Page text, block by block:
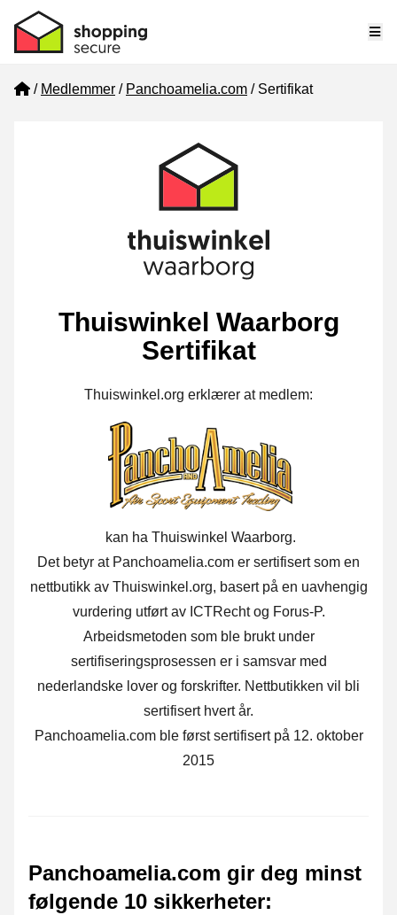
Home
Medlemmer Panchoamelia.com Sertifikat
Thuiswinkel Waarborg
Sertifikat
Thuiswinkel.org erklærer at medlem:
kan ha Thuiswinkel Waarborg.
Det betyr at Panchoamelia.com er sertifisert som en
nettbutikk av Thuiswinkel.org, basert på en uavhengig
vurdering utført av ICTRecht og Forus-P.
Arbeidsmetoden som ble brukt under
sertifiseringsprosessen er i samsvar med
nederlandske lover og forskrifter. Nettbutikken vil bli
sertifisert hvert år.
Panchoamelia.com ble først sertifisert på 12. oktober
2015
Panchoamelia.com gir deg minst
følgende 10 sikkerheter: